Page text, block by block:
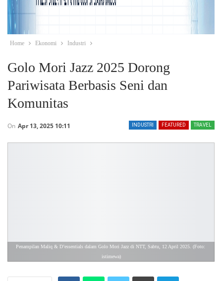
Home Ekonomi Industri
Golo Mori Jazz 2025 Dorong
Pariwisata Berbasis Seni dan
Komunitas
INDUSTRI FEATURED TRAVEL
On Apr 13, 2025 10:11
Penampilan Maliq & D’essentials dalam Golo Mori Jazz di NTT, Sabtu, 12 April 2025. (Foto:
istimewa)